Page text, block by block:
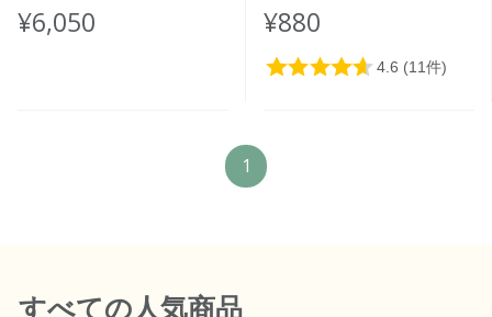
ラス＞ 5L
¥6,050
＞500mL
¥880
1
すべての人気商品